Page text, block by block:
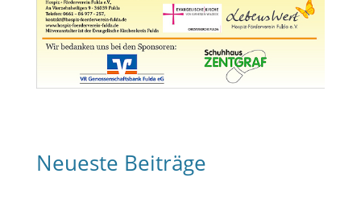
Neueste Beiträge